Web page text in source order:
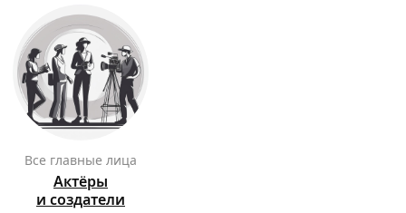
Все главные лица
Актёры
и создатели